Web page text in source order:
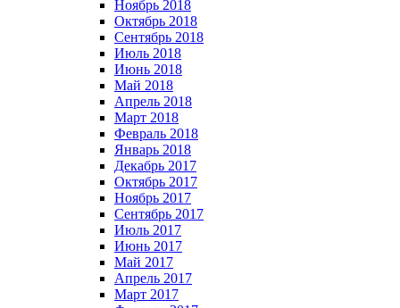
Ноябрь 2018
Октябрь 2018
Сентябрь 2018
Июль 2018
Июнь 2018
Май 2018
Апрель 2018
Март 2018
Февраль 2018
Январь 2018
Декабрь 2017
Октябрь 2017
Ноябрь 2017
Сентябрь 2017
Июль 2017
Июнь 2017
Май 2017
Апрель 2017
Март 2017